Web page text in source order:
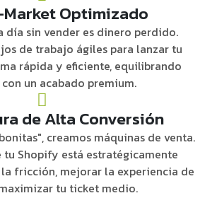
Optimizado
día sin vender es dinero perdido.
de trabajo ágiles para lanzar tu
rápida y eficiente, equilibrando
un acabado premium.
de Alta Conversión
creamos máquinas de venta.
tu Shopify está estratégicamente
fricción, mejorar la experiencia de
tu ticket medio.